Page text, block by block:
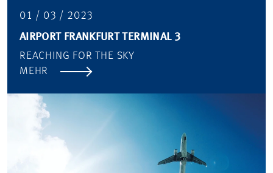
01 / 03 / 2023
AIRPORT FRANKFURT TERMINAL 3
REACHING FOR THE SKY
MEHR